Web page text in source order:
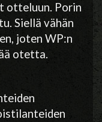
otteluun. Porin
Siellä vähän
joten WP:n
otetta.